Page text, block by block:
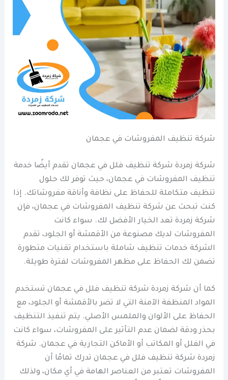
شركة تنظيف المفروشات في عجمان
شركة زمردة شركة تنظيف فلل في عجمان تقدم أيضًا خدمة
تنظيف المفروشات في عجمان، حيث توفر لك حلول
تنظيف متكاملة للحفاظ على نظافة وأناقة مفروشاتك. إذا
كنت تبحث عن شركة تنظيف المفروشات في عجمان، فإن
شركة زمردة تعد الخيار الأفضل لك. سواء كانت
المفروشات لديك مصنوعة من الأقمشة أو الجلود، تقدم
الشركة خدمات تنظيف شاملة باستخدام تقنيات متطورة
تضمن لك الحفاظ على مظهر المفروشات لفترة طويلة.
كما أن شركة زمردة شركة تنظيف فلل في عجمان تستخدم
المواد المنظفة الآمنة التي لا تضر بالأقمشة أو الجلود، مع
الحفاظ على الألوان والملمس الأصلي. يتم تنفيذ التنظيف
بحذر ودقة لضمان عدم التأثير على المفروشات، سواء كانت
في الفلل أو المكاتب أو الأماكن التجارية في عجمان. شركة
زمردة شركة تنظيف فلل في عجمان تدرك تمامًا أن
المفروشات تعتبر من العناصر الهامة في أي مكان، ولذلك